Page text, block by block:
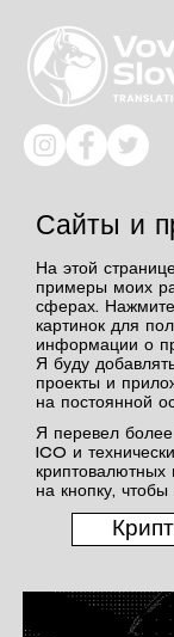
Сайты и
На этой
примеры моих
сферах.
картинок для
информации о
Я буду
проекты и
на постоянной
Я перевел
ICO и
криптовалютных
на кнопку,